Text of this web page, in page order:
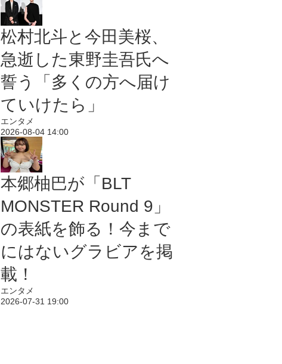
松村北斗と今田美桜、
急逝した東野圭吾氏へ
誓う「多くの方へ届け
ていけたら」
エンタメ
2026-08-04 14:00
本郷柚巴が「BLT
MONSTER Round 9」
の表紙を飾る！今まで
にはないグラビアを掲
載！
エンタメ
2026-07-31 19:00